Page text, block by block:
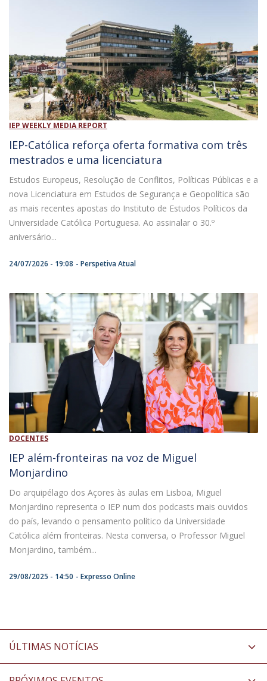
IEP WEEKLY MEDIA REPORT
IEP-Católica reforça oferta formativa com três
mestrados e uma licenciatura
Estudos Europeus, Resolução de Conflitos, Políticas Públicas e a
nova Licenciatura em Estudos de Segurança e Geopolítica são
as mais recentes apostas do Instituto de Estudos Políticos da
Universidade Católica Portuguesa. Ao assinalar o 30.º
aniversário...
24/07/2026 - 19:08 Perspetiva Atual
DOCENTES
IEP além-fronteiras na voz de Miguel
Monjardino
Do arquipélago dos Açores às aulas em Lisboa, Miguel
Monjardino representa o IEP num dos podcasts mais ouvidos
do país, levando o pensamento político da Universidade
Católica além fronteiras. Nesta conversa, o Professor Miguel
Monjardino, também...
29/08/2025 - 14:50 Expresso Online
ÚLTIMAS NOTÍCIAS